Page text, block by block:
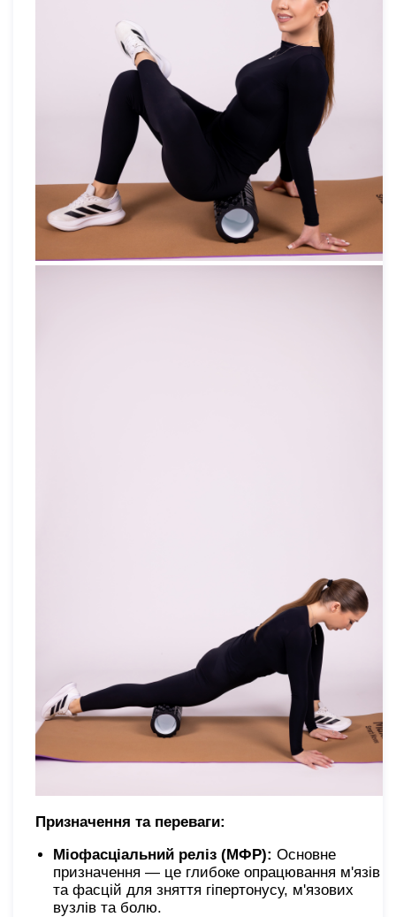
Призначення та переваги:
Міофасціальний реліз (МФР): Основне
призначення — це глибоке опрацювання м'язів
та фасцій для зняття гіпертонусу, м'язових
вузлів та болю.